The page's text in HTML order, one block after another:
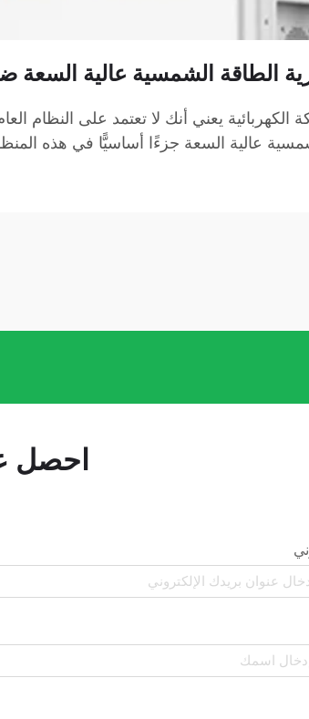
الطاقة الشمسية عالية السعة
الكهربائية يعني أنك لا تعتمد على النظام
عالية السعة جزءًا أساسيًّا في هذه
احصل